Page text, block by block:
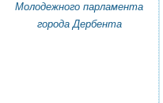
Молодежного парламента
города Дербента